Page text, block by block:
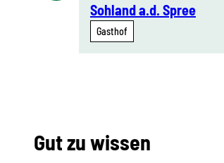
Sohland a.d. Spree
Gasthof
Gut zu wissen